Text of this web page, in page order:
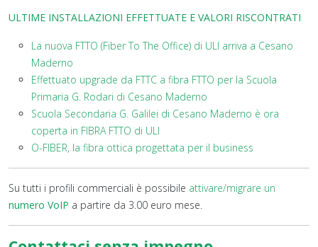
ULTIME INSTALLAZIONI EFFETTUATE E VALORI RISCONTRATI
La nuova FTTO (Fiber To The Office) di ULI arriva a Cesano
Maderno
Effettuato upgrade da FTTC a fibra FTTO per la Scuola
Primaria G. Rodari di Cesano Maderno
Scuola Secondaria G. Galilei di Cesano Maderno è ora
coperta in FIBRA FTTO di ULI
O-FIBER, la fibra ottica progettata per il business
Su tutti i profili commerciali è possibile attivare/migrare un
numero VoIP a partire da 3.00 euro mese.